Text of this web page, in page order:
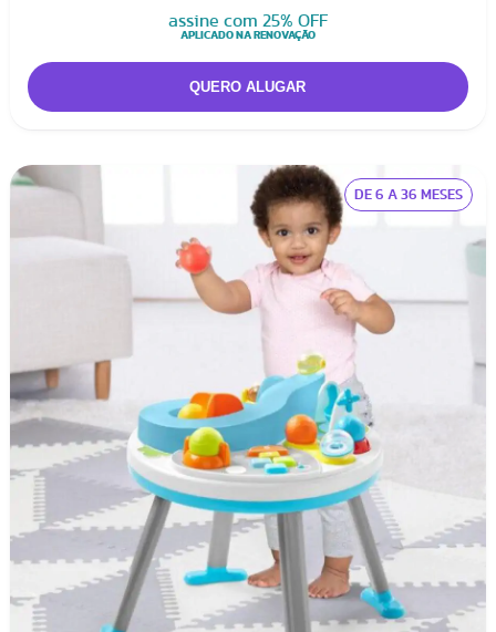
assine com 25% OFF
APLICADO NA RENOVAÇÃO
DE 6 A 36 MESES